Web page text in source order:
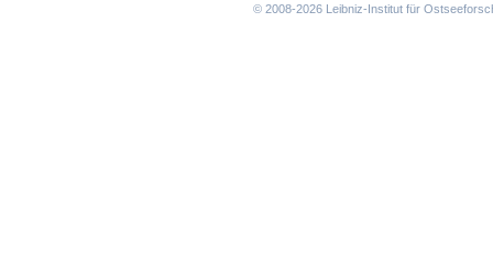
© 2008-2026 Leibniz-Institut für